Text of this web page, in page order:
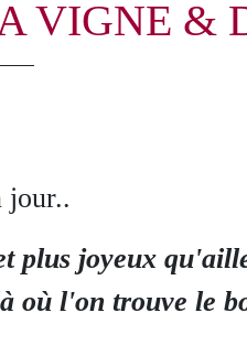
VIGNE &
jour..
plus joyeux
où l'on trouve le